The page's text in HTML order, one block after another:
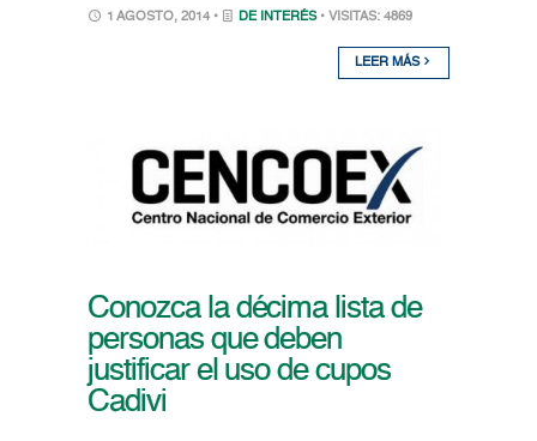
1 AGOSTO, 2014 • DE INTERÉS • VISITAS: 4869
LEER MÁS
Conozca la décima lista de
personas que deben
justificar el uso de cupos
Cadivi